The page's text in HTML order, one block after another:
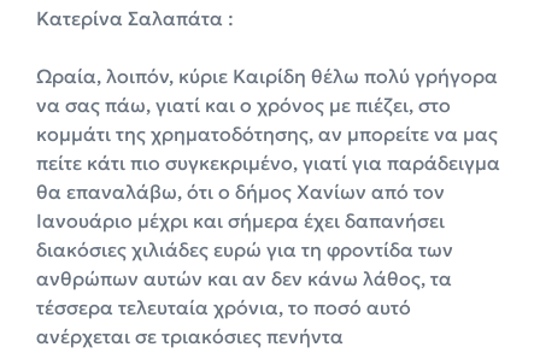
Κατερίνα Σαλαπάτα :
Ωραία, λοιπόν, κύριε Καιρίδη θέλω πολύ γρήγορα
να σας πάω, γιατί και ο χρόνος με πιέζει, στο
κομμάτι της χρηματοδότησης, αν μπορείτε να μας
πείτε κάτι πιο συγκεκριμένο, γιατί για παράδειγμα
θα επαναλάβω, ότι ο δήμος Χανίων από τον
Ιανουάριο μέχρι και σήμερα έχει δαπανήσει
διακόσιες χιλιάδες ευρώ για τη φροντίδα των
ανθρώπων αυτών και αν δεν κάνω λάθος, τα
τέσσερα τελευταία χρόνια, το ποσό αυτό
ανέρχεται σε τριακόσιες πενήντα